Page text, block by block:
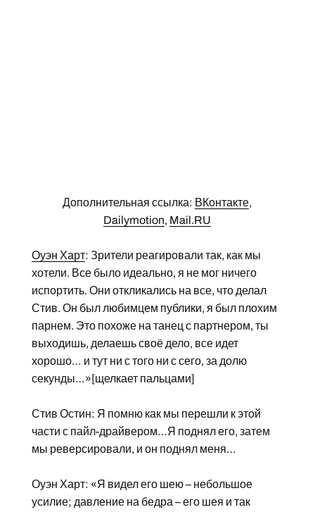
Дополнительная ссылка: ВКонтакте,
Dailymotion, Mail.RU
Оуэн Харт: Зрители реагировали так, как мы
хотели. Все было идеально, я не мог ничего
испортить. Они откликались на все, что делал
Стив. Он был любимцем публики, я был плохим
парнем. Это похоже на танец с партнером, ты
выходишь, делаешь своё дело, все идет
хорошо… и тут ни с того ни с сего, за долю
секунды…»[щелкает пальцами]
Стив Остин: Я помню как мы перешли к этой
части с пайл-драйвером…Я поднял его, затем
мы реверсировали, и он поднял меня…
Оуэн Харт: «Я видел его шею – небольшое
усилие; давление на бедра – его шея и так